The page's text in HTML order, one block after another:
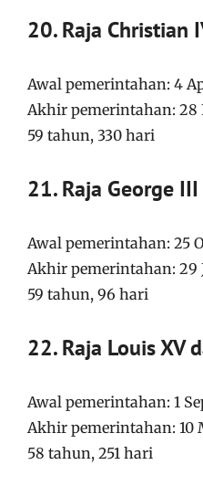
20. Raja Christian
Awal pemerintahan: 4
Akhir pemerintahan: 28
59 tahun, 330 hari
21. Raja George
Awal pemerintahan: 25
Akhir pemerintahan: 29
59 tahun, 96 hari
22. Raja Louis XV
Awal pemerintahan: 1
Akhir pemerintahan: 10
58 tahun, 251 hari